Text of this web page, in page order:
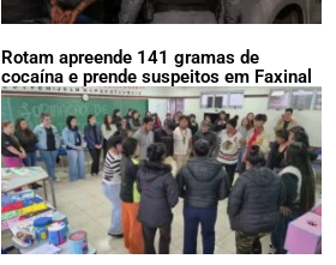
Rotam apreende 141 gramas de
cocaína e prende suspeitos em Faxinal